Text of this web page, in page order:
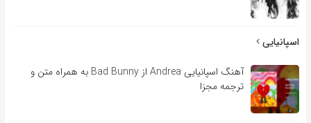
اسپانیایی
آهنگ اسپانیایی Andrea از Bad Bunny به همراه متن و
ترجمه مجزا